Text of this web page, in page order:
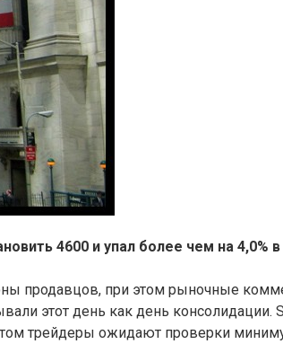
4600 и упал более чем на 4,0% в
продавцов, при этом рыночные
этот день как день консолидации.
трейдеры ожидают проверки